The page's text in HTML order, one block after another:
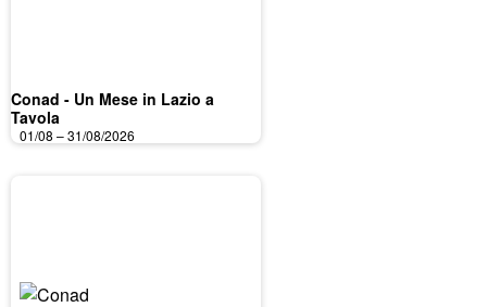
Conad - Un Mese in Lazio a
Tavola
01/08 – 31/08/2026